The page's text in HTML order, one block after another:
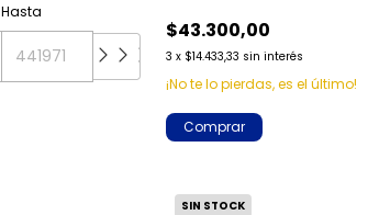
Hasta
$43.300,00
3 x $14.433,33 sin interés
¡No te lo pierdas, es el último!
SIN STOCK